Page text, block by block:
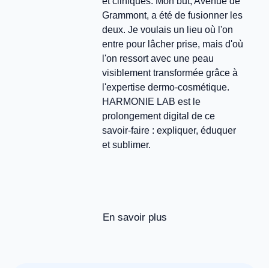
Grammont, a été de fusionner les
deux. Je voulais un lieu où l'on
entre pour lâcher prise, mais d'où
l'on ressort avec une peau
visiblement transformée grâce à
l'expertise dermo-cosmétique.
HARMONIE LAB est le
prolongement digital de ce
savoir-faire : expliquer, éduquer
et sublimer.
En savoir plus